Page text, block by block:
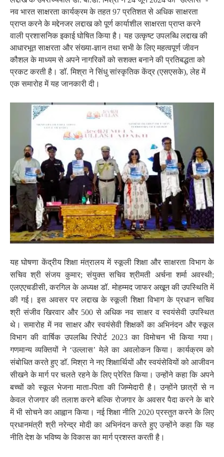
नव भारत साक्षरता कार्यक्रम के तहत 97 प्रतिशत से अधिक साक्षरता
प्राप्त करने के मद्देनजर लद्दाख को पूर्ण कार्याशील साक्षरता प्राप्त करने
वाली प्रशासनिक इकाई घोषित किया है। यह उत्कृष्ट उपलब्धि लद्दाख की
आधारभूत साक्षरता और संख्या-ज्ञान तथा सभी के लिए महत्वपूर्ण जीवन
कौशल के माध्यम से अपने नागरिकों को सशक्त बनाने की प्रतिबद्धता को
प्रकट करती है। डॉ. मिश्रा ने सिंधु सांस्कृतिक केंद्र (एसएसके), लेह में
एक समारोह में यह जानकारी दी।
यह घोषणा केंद्रीय शिक्षा मंत्रालय में स्कूली शिक्षा और साक्षरता विभाग के
सचिव श्री संजय कुमार; संयुक्त सचिव श्रीमती अर्चना शर्मा अवस्थी;
एलएएचडीसी, करगिल के अध्यक्ष डॉ. मोहम्मद जाफर अखून की उपस्थिति में
की गई। इस अवसर पर लद्दाख के स्कूली शिक्षा विभाग के प्रधान सचिव
श्री संजीव खिरवार और 500 से अधिक नव साक्षर व स्वयंसेवी उपस्थित
थे। समारोह में नव साक्षर और स्वयंसेवी शिक्षकों का अभिनंदन और स्कूल
विभाग की वार्षिक उपलब्धि रिपोर्ट 2023 का विमोचन भी किया गया।
गणमान्य व्यक्तियों ने ‘उल्लास’ मेले का अवलोकन किया। कार्यक्रम को
संबोधित करते हुए डॉ. मिश्रा ने नए शिक्षार्थियों और स्वयंसेवियों को आजीवन
सीखने के मार्ग पर चलते रहने के लिए प्रेरित किया। उन्होंने कहा कि अपने
बच्चों को स्कूल भेजना माता-पिता की जिम्मेदारी है। उन्होंने छात्रों से न
केवल रोजगार की तलाश करने बल्कि रोजगार के अवसर पैदा करने के बारे
में भी सोचने का आह्वान किया। नई शिक्षा नीति 2020 प्रस्तुत करने के लिए
प्रधानमंत्री श्री नरेन्द्र मोदी का अभिनंदन करते हुए उन्होंने कहा कि यह
नीति देश के भविष्य के विकास का मार्ग प्रशस्त करती है।